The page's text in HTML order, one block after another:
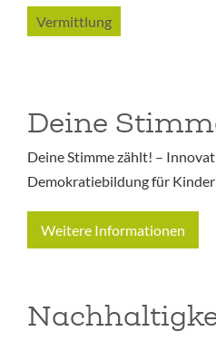
Vermittlung
Deine
Deine Stimme zählt! –
Demokratiebildung für
Weitere Informationen